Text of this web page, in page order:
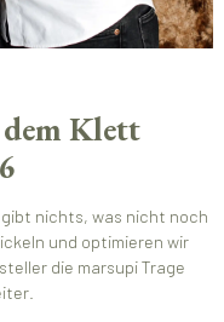
Klett
gibt nichts, was nicht noch
und optimieren wir
die marsupi Trage